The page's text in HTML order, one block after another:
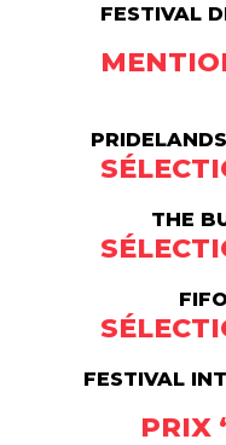
FESTIVAL
THE
FESTIVAL
PRIX